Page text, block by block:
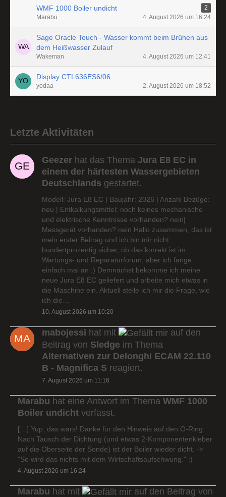
WMF 1000 Boiler undicht
2
Marabu
4. August 2026 um 16:24
Sage Oracle Touch - Wasser kommt beim Brühen aus
dem Heißwasser Zulauf
Wakeman 4. August 2026 um 12:41
Display CTL636ES6/06
yodaa 2. August 2026 um 18:52
Letzte Aktivitäten
Geezer hat das Thema Jura E8 EC in
einem der härtesten Wassergebieten
Deutschlands gestartet.
Modell: Jura E8 EC | Baujahr: 2026 | Anzahl Bezüge:
neu | Entkalkungsmittel: noch keines mechanische
und elektrische Kenntnisse vorhanden? nein|
Messgerät vorhanden? nein Hallo zusammen, das ist
mein erster Beitrag und ich bin mir nicht
hundertprozentig sicher, ob das korrekt ist im
Wartungs- und Reparaturforum, aber ich fange
einfach mal an :) Demnächst bekomme ich meine
neue Jura E8 EC geliefert und arbeite mich etwas in
die Maschine ein. Aktuell stelle ich mir die Frage, wie
ich die…
10. August 2026 um 10:20
mabojessi hat mit
auf den
Beitrag von Sledge im Thema
Alternativen zur Delonghi ECAM 22.110
B - Magnifica S reagiert.
7. August 2026 um 11:16
Marabu hat eine Antwort im Thema WMF 1000
Boiler undicht verfasst.
[…] Yup, das wars! Danke für den Hinweis auf den O-Ring.
Nach Tausch der Dichtung (und etwas 2-Komponentenkleber
auf die Oberseite der Sonde) ist der Boiler wieder dicht. ->
"So wird das nichts mit dem Wirtschaftsaufschwung." :)
4. August 2026 um 16:24
Marabu hat mit
auf den Beitrag von